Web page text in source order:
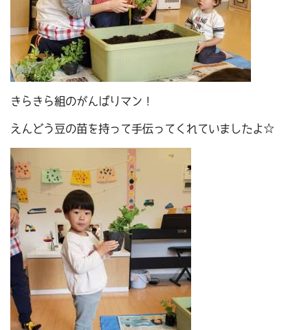
きらきら組のがんばりマン！
えんどう豆の苗を持って手伝ってくれていましたよ☆